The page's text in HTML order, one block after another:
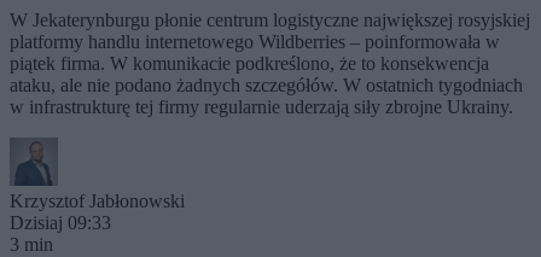
W Jekaterynburgu płonie centrum logistyczne największej rosyjskiej
platformy handlu internetowego Wildberries – poinformowała w
piątek firma. W komunikacie podkreślono, że to konsekwencja
ataku, ale nie podano żadnych szczegółów. W ostatnich tygodniach
w infrastrukturę tej firmy regularnie uderzają siły zbrojne Ukrainy.
Krzysztof Jabłonowski
Dzisiaj 09:33
3 min